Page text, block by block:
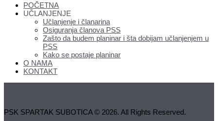
POČETNA
UČLANJENJE
Učlanjenje i članarina
Osiguranja članova PSS
Zašto da budem planinar i šta dobijam učlanjenjem u
PSS
Kako se postaje planinar
O NAMA
KONTAKT
PSK SPARTAK SUBOTICA © 2026. All Rights Reserved.